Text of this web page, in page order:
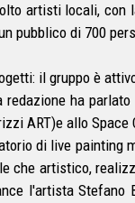
artisti locali, con
pubblico di 700
il gruppo è
ha
ART)e allo
di live painting
che artistico,
l'artista Stefano